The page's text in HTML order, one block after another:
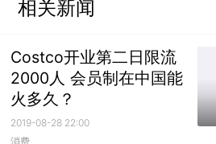
相关新闻
Costco开业第二日限流
2000人 会员制在中国能
火多久？
2019-08-28 22:00
消费